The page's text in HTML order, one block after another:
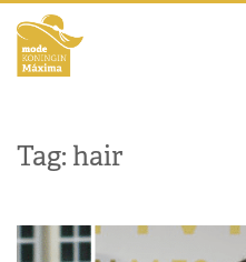
Tag: hair